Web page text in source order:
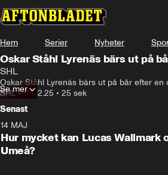
Hem Serier Nyheter
Oskar Ståhl Lyrenäs bärs ut på
SHL
Oskar Ståhl Lyrenäs bärs ut på bår efter en
SHL•04.12.25 • 25 sek
Se mer
Senast
Plus
14 MAJ
Hur mycket kan Lucas Wallmark
Umeå?